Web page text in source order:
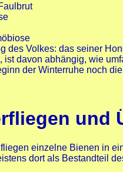
des Volkes: das seiner
ist davon abhängig, wie
der Winterruhe noch
und
einzelne Bienen in
dort als Bestandteil